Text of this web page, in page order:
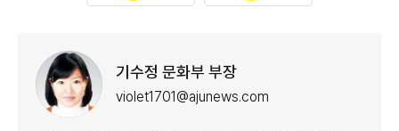
기수정 문화부 부장
violet1701@ajunews.com